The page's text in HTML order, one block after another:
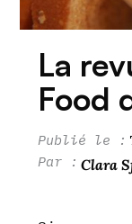
La
Food
Clara